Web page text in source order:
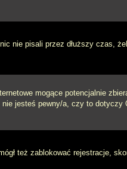
nie pisali przez dłuższy czas,
mogące potencjalnie
jesteś pewny/a, czy to dotyczy
też zablokować rejestracje,